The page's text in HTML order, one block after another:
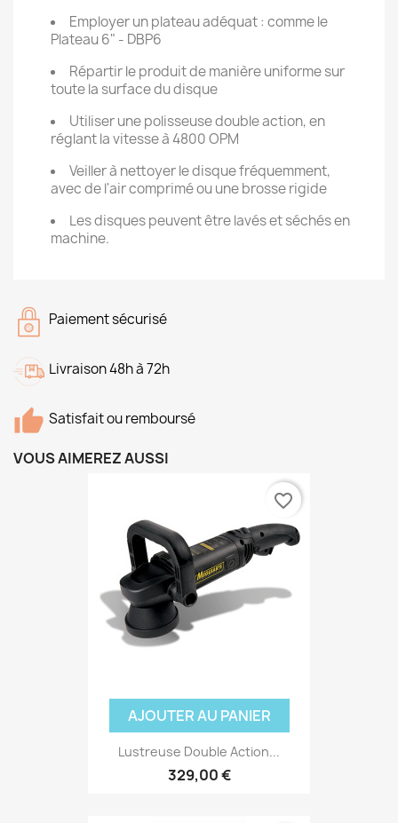
Employer un plateau adéquat : comme le
Plateau 6" - DBP6
Répartir le produit de manière uniforme sur
toute la surface du disque
Utiliser une polisseuse double action, en
réglant la vitesse à 4800 OPM
Veiller à nettoyer le disque fréquemment,
avec de l'air comprimé ou une brosse rigide
Les disques peuvent être lavés et séchés en
machine.
Paiement sécurisé
Livraison 48h à 72h
Satisfait ou remboursé
VOUS AIMEREZ AUSSI
AJOUTER AU PANIER
Lustreuse Double Action...
329,00 €
favorite_border